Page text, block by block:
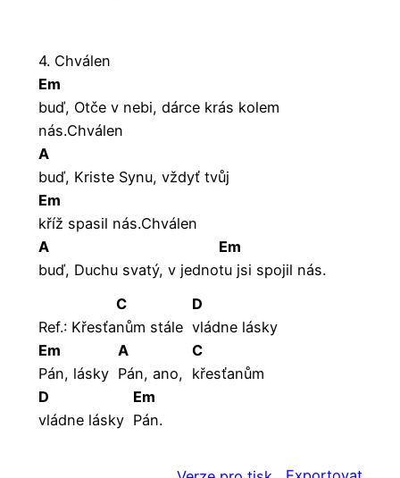
4. Chválen
Em
buď, Otče v nebi, dárce krás kolem
nás.Chválen
A
buď, Kriste Synu, vždyť tvůj
Em
kříž spasil nás.Chválen
A
buď, Duchu svatý, v jedno
Em
tu jsi spojil nás.
Ref.: Křesťa
C
nům stále
D
vládne lásky
Em
Pán, lásky
A
Pán, ano,
C
křesťanům
D
vládne lásky
Em
Pán.